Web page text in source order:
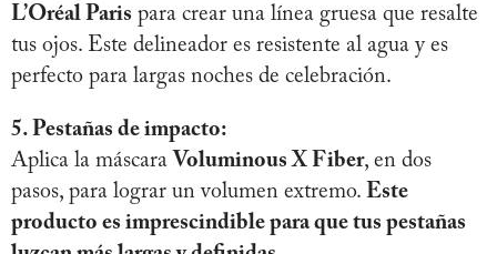
L’Oréal Paris para crear una línea gruesa que resalte
tus ojos. Este delineador es resistente al agua y es
perfecto para largas noches de celebración.
5. Pestañas de impacto:
Aplica la máscara Voluminous X Fiber, en dos
pasos, para lograr un volumen extremo. Este
producto es imprescindible para que tus pestañas